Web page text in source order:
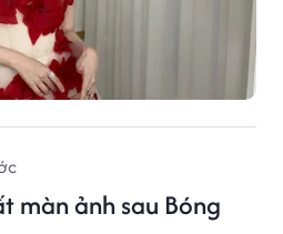
màn ảnh sau Bóng